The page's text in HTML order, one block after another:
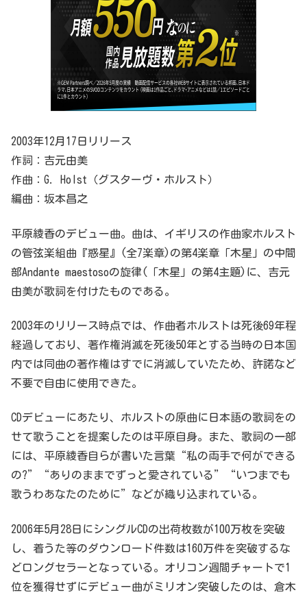
2003年12月17日リリース
作詞：吉元由美
作曲：G. Holst（グスターヴ・ホルスト）
編曲：坂本昌之
平原綾香のデビュー曲。曲は、イギリスの作曲家ホルスト
の管弦楽組曲『惑星』(全7楽章)の第4楽章「木星」の中間
部Andante maestosoの旋律(「木星」の第4主題)に、吉元
由美が歌詞を付けたものである。
2003年のリリース時点では、作曲者ホルストは死後69年程
経過しており、著作権消滅を死後50年とする当時の日本国
内では同曲の著作権はすでに消滅していたため、許諾など
不要で自由に使用できた。
CDデビューにあたり、ホルストの原曲に日本語の歌詞をの
せて歌うことを提案したのは平原自身。また、歌詞の一部
には、平原綾香自らが書いた言葉“私の両手で何ができる
の?”“ありのままでずっと愛されている”“いつまでも
歌うわあなたのために”などが織り込まれている。
2006年5月28日にシングルCDの出荷枚数が100万枚を突破
し、着うた等のダウンロード件数は160万件を突破するな
どロングセラーとなっている。オリコン週間チャートで1
位を獲得せずにデビュー曲がミリオン突破したのは、倉木